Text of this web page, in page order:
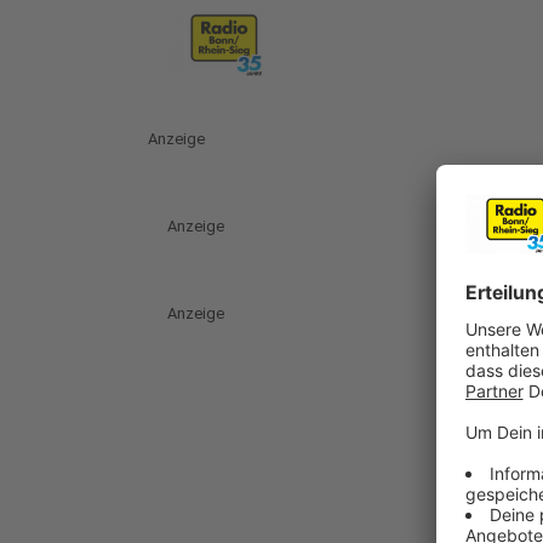
Anzeige
Anzeige
Anzeige